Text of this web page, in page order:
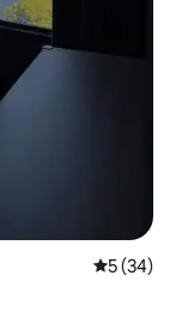
5 de uma
5 (34)